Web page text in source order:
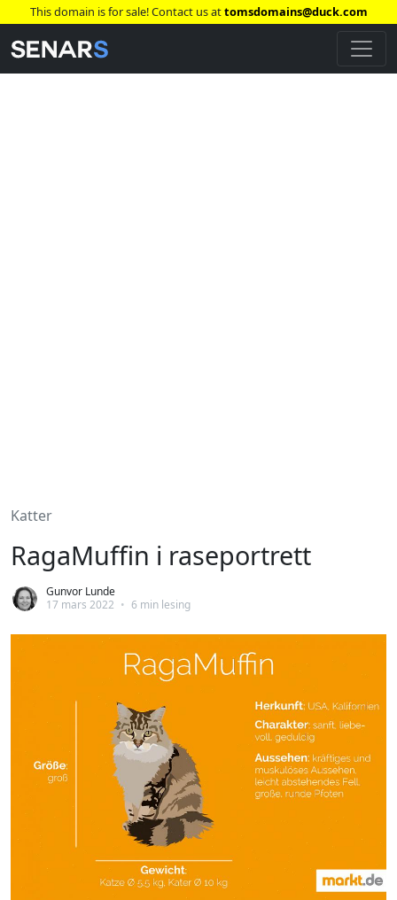
This domain is for sale! Contact us attomsdomains@duck.com
Katter
RagaMuffin i raseportrett
Gunvor Lunde
17 mars 2022 • 6 min lesing